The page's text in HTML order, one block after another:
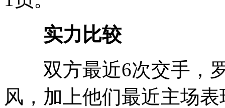
实力比较
双方最近6次交手，罗
风，加上他们最近主场